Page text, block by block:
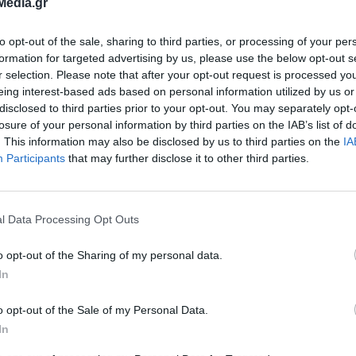
opt-out of the sale, sharing to third parties, or processing of your
for targeted advertising by us, please use the below opt-out
selection. Please note that after your opt-out request is processed
interest-based ads based on personal information utilized by us
to third parties prior to your opt-out. You may separately
of your personal information by third parties on the IAB’s list of
This information may also be disclosed by us to third parties on the
Participants that may further disclose it to other third parties.
Data Processing Opt Outs
opt-out of the Sharing of my personal data.
opt-out of the Sale of my Personal Data.
του Δήμου Αίγινας και υπό την
ότι την έκθεση στη Δημοτική Πινακοθήκη
παράλληλων εκδηλώσεων, ξεναγήσεων και
που θα ανακοινωθούν στο πλαίσιο
της Αίγινας, εγκαινίασε τη λειτουργία της